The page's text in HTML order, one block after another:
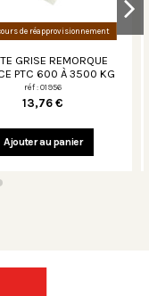
de réapprovisionnement
GRISE REMORQUE
PTC 600 À 3500 KG
réf : 01956
13,76 €
Ajouter au panier